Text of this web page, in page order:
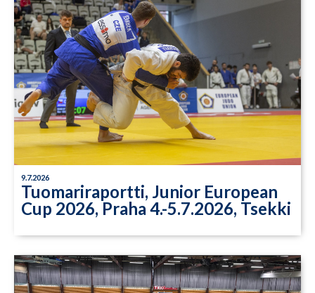
9.7.2026
Tuomariraportti, Junior European
Cup 2026, Praha 4.-5.7.2026, Tsekki